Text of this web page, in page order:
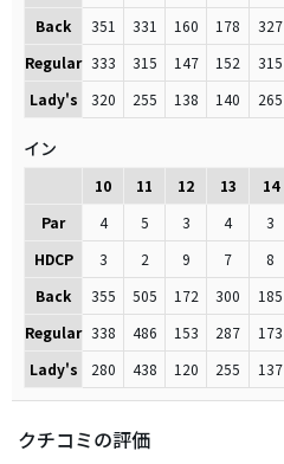
Back
351 331 160 178 327
Regular 333 315 147 152 315
Lady's
320 255 138 140 265
イン
10 11 12 13 14
Par
4 5 3 4 3
HDCP
3 2 9 7 8
Back
355 505 172 300 185
Regular 338 486 153 287 173
Lady's
280 438 120 255 137
クチコミの評価